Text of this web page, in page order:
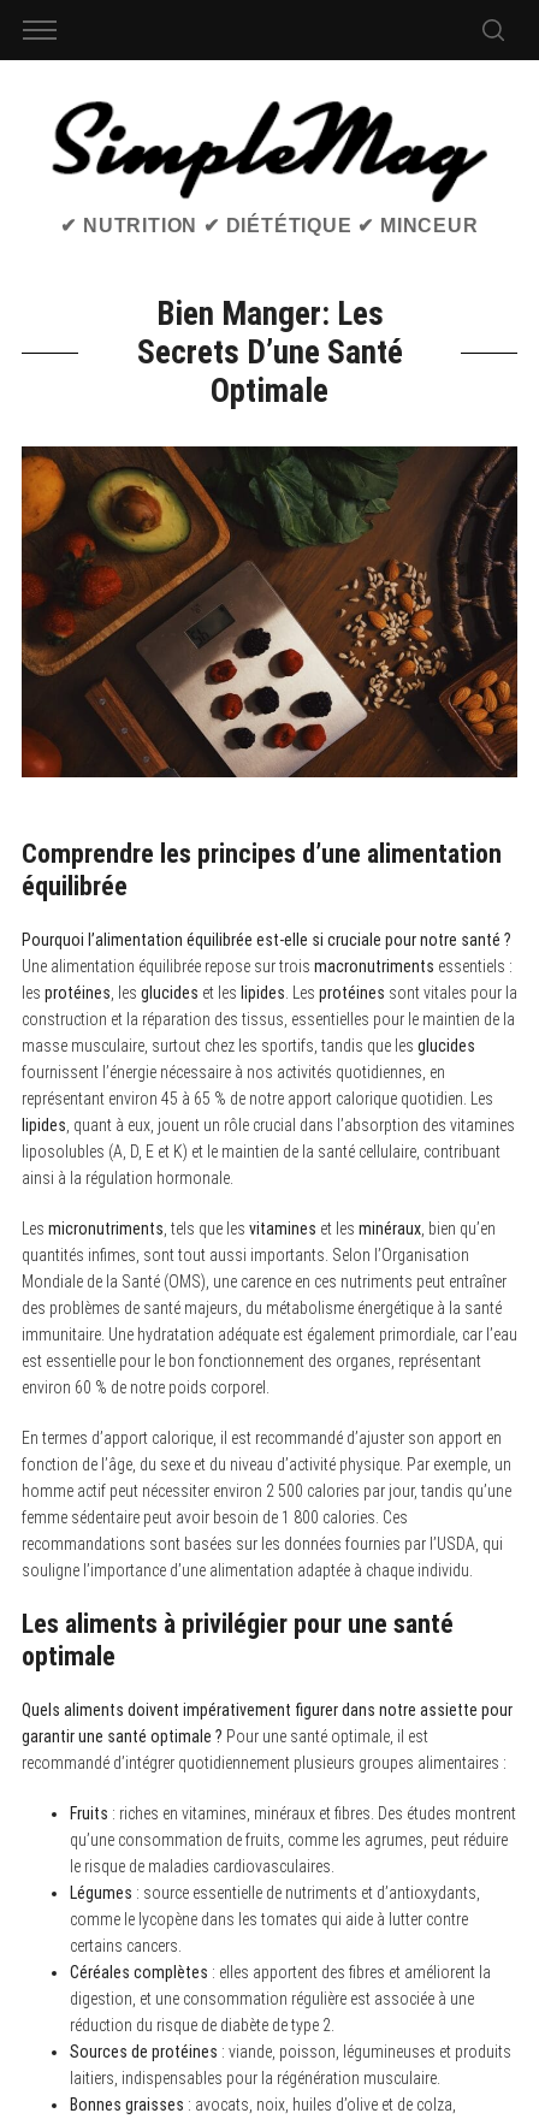
✔ NUTRITION ✔ DIÉTÉTIQUE ✔ MINCEUR
Bien Manger: Les
Secrets D’une Santé
Optimale
Comprendre les principes d’une alimentation
équilibrée
Pourquoi l’alimentation équilibrée est-elle si cruciale pour notre santé ?
Une alimentation équilibrée repose sur trois macronutriments essentiels :
les protéines , les glucides et les lipides . Les protéines sont vitales pour la
construction et la réparation des tissus, essentielles pour le maintien de la
masse musculaire, surtout chez les sportifs, tandis que les glucides
fournissent l’énergie nécessaire à nos activités quotidiennes, en
représentant environ 45 à 65 % de notre apport calorique quotidien. Les
lipides , quant à eux, jouent un rôle crucial dans l’absorption des vitamines
liposolubles (A, D, E et K) et le maintien de la santé cellulaire, contribuant
ainsi à la régulation hormonale.
Les micronutriments , tels que les vitamines et les minéraux, bien qu’en
quantités infimes, sont tout aussi importants. Selon l’Organisation
Mondiale de la Santé (OMS), une carence en ces nutriments peut entraîner
des problèmes de santé majeurs, du métabolisme énergétique à la santé
immunitaire. Une hydratation adéquate est également primordiale, car l’eau
est essentielle pour le bon fonctionnement des organes, représentant
environ 60 % de notre poids corporel.
En termes d’apport calorique, il est recommandé d’ajuster son apport en
fonction de l’âge, du sexe et du niveau d’activité physique. Par exemple, un
homme actif peut nécessiter environ 2 500 calories par jour, tandis qu’une
femme sédentaire peut avoir besoin de 1 800 calories. Ces
recommandations sont basées sur les données fournies par l’USDA, qui
souligne l’importance d’une alimentation adaptée à chaque individu.
Les aliments à privilégier pour une santé
optimale
Quels aliments doivent impérativement figurer dans notre assiette pour
garantir une santé optimale ? Pour une santé optimale, il est
recommandé d’intégrer quotidiennement plusieurs groupes alimentaires :
Fruits : riches en vitamines, minéraux et fibres. Des études montrent
qu’une consommation de fruits, comme les agrumes, peut réduire
le risque de maladies cardiovasculaires.
Légumes : source essentielle de nutriments et d’antioxydants,
comme le lycopène dans les tomates qui aide à lutter contre
certains cancers.
Céréales complètes : elles apportent des fibres et améliorent la
digestion, et une consommation régulière est associée à une
réduction du risque de diabète de type 2.
Sources de protéines : viande, poisson, légumineuses et produits
laitiers, indispensables pour la régénération musculaire.
Bonnes graisses : avocats, noix, huiles d’olive et de colza,